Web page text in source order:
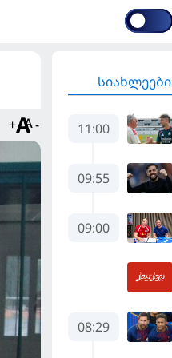
+ -
სიახლეები
11:00
09:55
09:00
08:29